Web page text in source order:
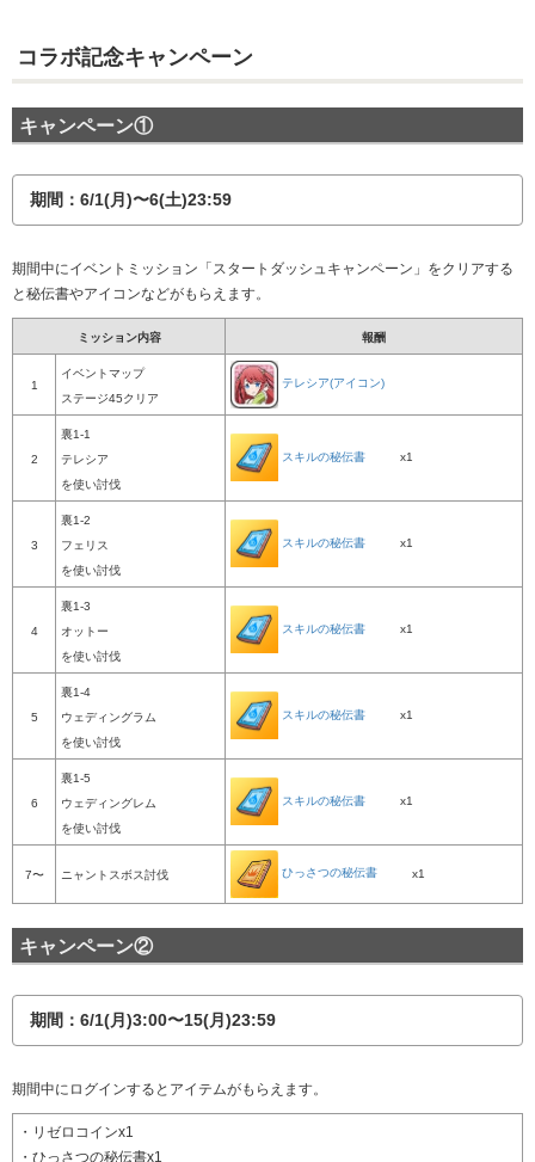
コラボ記念キャンペーン
キャンペーン①
期間：6/1(月)〜6(土)23:59
期間中にイベントミッション「スタートダッシュキャンペーン」をクリアする
と秘伝書やアイコンなどがもらえます。
ミッション内容 報酬
1
イベントマップ
ステージ45クリア
テレシア(アイコン)
2
裏1-1
テレシア
を使い討伐
スキルの秘伝書 x1
3
裏1-2
フェリス
を使い討伐
スキルの秘伝書 x1
4
裏1-3
オットー
を使い討伐
スキルの秘伝書 x1
5
裏1-4
ウェディングラム
を使い討伐
スキルの秘伝書 x1
6
裏1-5
ウェディングレム
を使い討伐
スキルの秘伝書 x1
7〜 ニャントスボス討伐 ひっさつの秘伝書 x1
キャンペーン②
期間：6/1(月)3:00〜15(月)23:59
期間中にログインするとアイテムがもらえます。
・リゼロコインx1
・ひっさつの秘伝書x1